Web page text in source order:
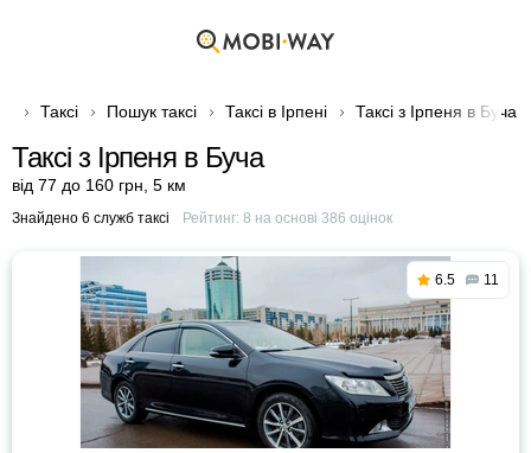
Таксі Пошук таксі Таксі в Ірпені Таксі з Ірпеня в Буча
Таксі з Ірпеня в Буча
від 77 до 160 грн 5 км
Знайдено 6 служб таксі Рейтинг: 8 на основі 386 оцінок
6.5 11